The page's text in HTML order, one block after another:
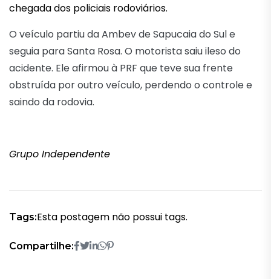
chegada dos policiais rodoviários.
O veículo partiu da Ambev de Sapucaia do Sul e
seguia para Santa Rosa. O motorista saiu ileso do
acidente. Ele afirmou à PRF que teve sua frente
obstruída por outro veículo, perdendo o controle e
saindo da rodovia.
Grupo Independente
Tags:Esta postagem não possui tags.
Compartilhe: